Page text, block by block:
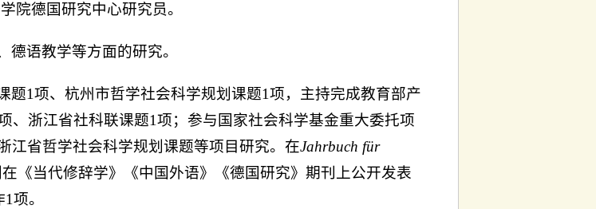
院德国研究中心研究员。
德语教学等方面的研究。
题1项、杭州市哲学社会科学规划课题1项，主持完成教育部产
、浙江省社科联课题1项；参与国家社会科学基金重大委托项
江省哲学社会科学规划课题等项目研究。在Jahrbuch für
《当代修辞学》《中国外语》《德国研究》期刊上公开发表
项。